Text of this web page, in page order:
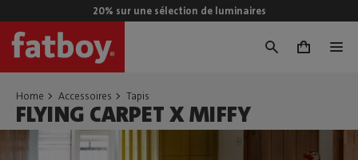
20% sur une sélection de luminaires
0
Home Accessoires Tapis
FLYING CARPET X MIFFY